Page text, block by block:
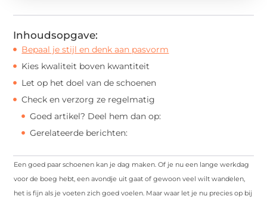
Inhoudsopgave:
Bepaal je stijl en denk aan pasvorm
Kies kwaliteit boven kwantiteit
Let op het doel van de schoenen
Check en verzorg ze regelmatig
Goed artikel? Deel hem dan op:
Gerelateerde berichten:
Een goed paar schoenen kan je dag maken. Of je nu een lange werkdag
voor de boeg hebt, een avondje uit gaat of gewoon veel wilt wandelen,
het is fijn als je voeten zich goed voelen. Maar waar let je nu precies op bij